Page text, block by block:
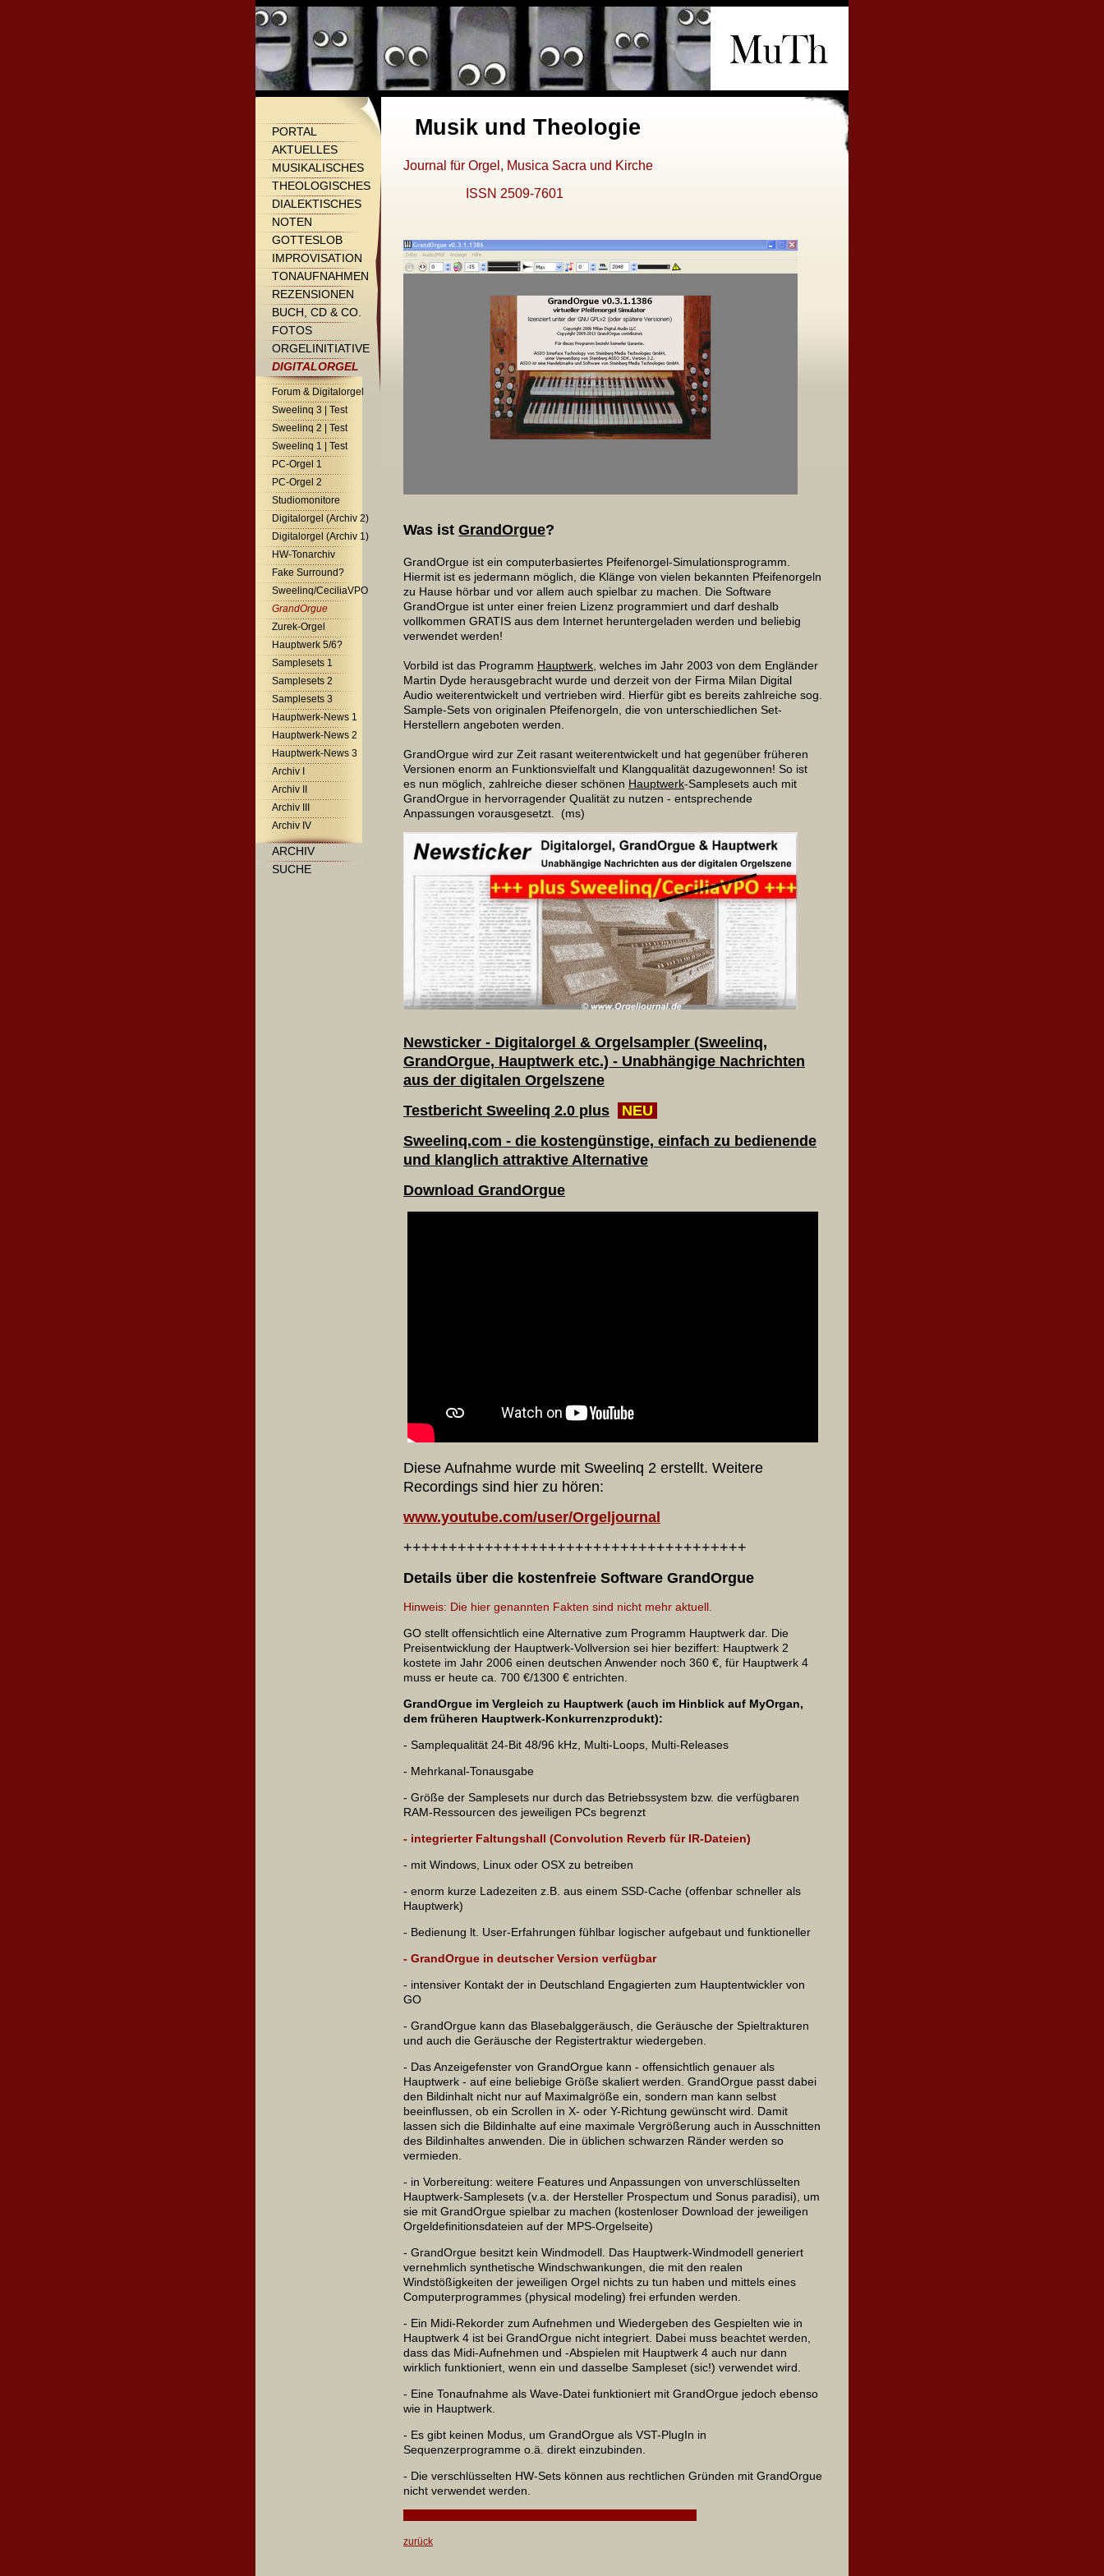
Musik und Theologie
PORTAL
AKTUELLES
MUSIKALISCHES
THEOLOGISCHES
DIALEKTISCHES
NOTEN
GOTTESLOB
IMPROVISATION
TONAUFNAHMEN
REZENSIONEN
BUCH, CD & CO.
FOTOS
ORGELINITIATIVE
DIGITALORGEL
Forum & Digitalorgel
Sweelinq 3 | Test
Sweelinq 2 | Test
Sweelinq 1 | Test
PC-Orgel 1
PC-Orgel 2
Studiomonitore
Digitalorgel (Archiv 2)
Digitalorgel (Archiv 1)
HW-Tonarchiv
Fake Surround?
Sweelinq/CeciliaVPO
GrandOrgue
Zurek-Orgel
Hauptwerk 5/6?
Samplesets 1
Samplesets 2
Samplesets 3
Hauptwerk-News 1
Hauptwerk-News 2
Hauptwerk-News 3
Archiv I
Archiv II
Archiv III
Archiv IV
ARCHIV
SUCHE
Journal für Orgel, Musica Sacra und Kirche
ISSN 2509-7601
Was ist GrandOrgue?
GrandOrgue ist ein computerbasiertes Pfeifenorgel-Simulationsprogramm.
Hiermit ist es jedermann möglich, die Klänge von vielen bekannten Pfeifenorgeln
zu Hause hörbar und vor allem auch spielbar zu machen. Die Software
GrandOrgue ist unter einer freien Lizenz programmiert und darf deshalb
vollkommen GRATIS aus dem Internet heruntergeladen werden und beliebig
verwendet werden!
Vorbild ist das Programm Hauptwerk , welches im Jahr 2003 von dem Engländer
Martin Dyde herausgebracht wurde und derzeit von der Firma Milan Digital
Audio weiterentwickelt und vertrieben wird. Hierfür gibt es bereits zahlreiche sog.
Sample-Sets von originalen Pfeifenorgeln, die von unterschiedlichen Set-
Herstellern angeboten werden.
GrandOrgue wird zur Zeit rasant weiterentwickelt und hat gegenüber früheren
Versionen enorm an Funktionsvielfalt und Klangqualität dazugewonnen! So ist
es nun möglich, zahlreiche dieser schönen Hauptwerk-Samplesets auch mit
GrandOrgue in hervorragender Qualität zu nutzen - entsprechende
Anpassungen vorausgesetzt. (ms)
Newsticker - Digitalorgel & Orgelsampler (Sweelinq,
GrandOrgue, Hauptwerk etc.) - Unabhängige Nachrichten
aus der digitalen Orgelszene
Testbericht Sweelinq 2.0 plus
NEU
Sweelinq.com - die kostengünstige, einfach zu bedienende
und klanglich attraktive Alternative
Download GrandOrgue
Diese Aufnahme wurde mit Sweelinq 2 erstellt. Weitere
Recordings sind hier zu hören:
www.youtube.com/user/Orgeljournal
++++++++++++++++++++++++++++++++++++++
Details über die kostenfreie Software GrandOrgue
Hinweis: Die hier genannten Fakten sind nicht mehr aktuell.
GO stellt offensichtlich eine Alternative zum Programm Hauptwerk dar. Die
Preisentwicklung der Hauptwerk-Vollversion sei hier beziffert: Hauptwerk 2
kostete im Jahr 2006 einen deutschen Anwender noch 360 €, für Hauptwerk 4
muss er heute ca. 700 €/1300 € entrichten.
GrandOrgue im Vergleich zu Hauptwerk (auch im Hinblick auf MyOrgan,
dem früheren Hauptwerk-Konkurrenzprodukt):
- Samplequalität 24-Bit 48/96 kHz, Multi-Loops, Multi-Releases
- Mehrkanal-Tonausgabe
- Größe der Samplesets nur durch das Betriebssystem bzw. die verfügbaren
RAM-Ressourcen des jeweiligen PCs begrenzt
- integrierter Faltungshall (Convolution Reverb für IR-Dateien)
- mit Windows, Linux oder OSX zu betreiben
- enorm kurze Ladezeiten z.B. aus einem SSD-Cache (offenbar schneller als
Hauptwerk)
- Bedienung lt. User-Erfahrungen fühlbar logischer aufgebaut und funktioneller
- GrandOrgue in deutscher Version verfügbar
- intensiver Kontakt der in Deutschland Engagierten zum Hauptentwickler von
GO
- GrandOrgue kann das Blasebalggeräusch, die Geräusche der Spieltrakturen
und auch die Geräusche der Registertraktur wiedergeben.
- Das Anzeigefenster von GrandOrgue kann - offensichtlich genauer als
Hauptwerk - auf eine beliebige Größe skaliert werden. GrandOrgue passt dabei
den Bildinhalt nicht nur auf Maximalgröße ein, sondern man kann selbst
beeinflussen, ob ein Scrollen in X- oder Y-Richtung gewünscht wird. Damit
lassen sich die Bildinhalte auf eine maximale Vergrößerung auch in Ausschnitten
des Bildinhaltes anwenden. Die in üblichen schwarzen Ränder werden so
vermieden.
- in Vorbereitung: weitere Features und Anpassungen von unverschlüsselten
Hauptwerk-Samplesets (v.a. der Hersteller Prospectum und Sonus paradisi), um
sie mit GrandOrgue spielbar zu machen (kostenloser Download der jeweiligen
Orgeldefinitionsdateien auf der MPS-Orgelseite)
- GrandOrgue besitzt kein Windmodell. Das Hauptwerk-Windmodell generiert
vernehmlich synthetische Windschwankungen, die mit den realen
Windstößigkeiten der jeweiligen Orgel nichts zu tun haben und mittels eines
Computerprogrammes (physical modeling) frei erfunden werden.
- Ein Midi-Rekorder zum Aufnehmen und Wiedergeben des Gespielten wie in
Hauptwerk 4 ist bei GrandOrgue nicht integriert. Dabei muss beachtet werden,
dass das Midi-Aufnehmen und -Abspielen mit Hauptwerk 4 auch nur dann
wirklich funktioniert, wenn ein und dasselbe Sampleset (sic!) verwendet wird.
- Eine Tonaufnahme als Wave-Datei funktioniert mit GrandOrgue jedoch ebenso
wie in Hauptwerk.
- Es gibt keinen Modus, um GrandOrgue als VST-PlugIn in
Sequenzerprogramme o.ä. direkt einzubinden.
- Die verschlüsselten HW-Sets können aus rechtlichen Gründen mit GrandOrgue
nicht verwendet werden.
zurück